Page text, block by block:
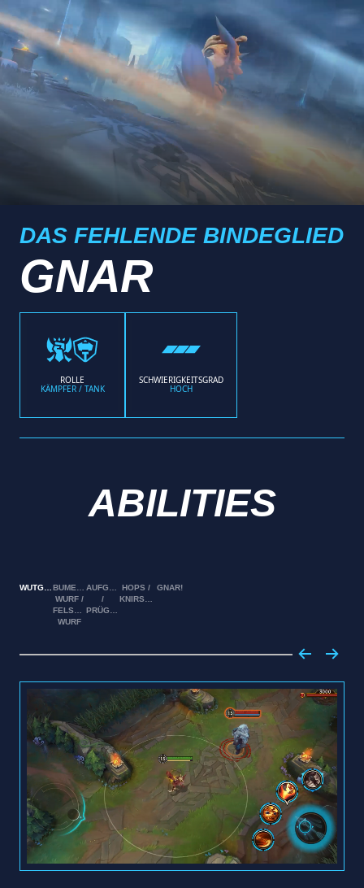
DAS FEHLENDE BINDEGLIED
GNAR
ROLLE
KÄMPFER / TANK
SCHWIERIGKEITSGRAD
HOCH
ABILITIES
BUMERANG-
WURF /
FELSBLOCK-
WURF
AUFGEDREHT
/
HOPS /
GNAR!